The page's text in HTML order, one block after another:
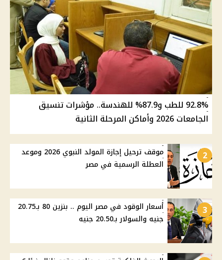
92.8% للطب و87.9% للهندسة.. مؤشرات تنسيق
الجامعات 2026 وأماكن المرحلة الثانية
2
موقف ترحيل إجازة المولد النبوي 2026 وموعد
العطلة الرسمية في مصر
3
أسعار الوقود في مصر اليوم .. بنزين 80 بـ20.75
جنيه والسولار بـ20.50 جنيه